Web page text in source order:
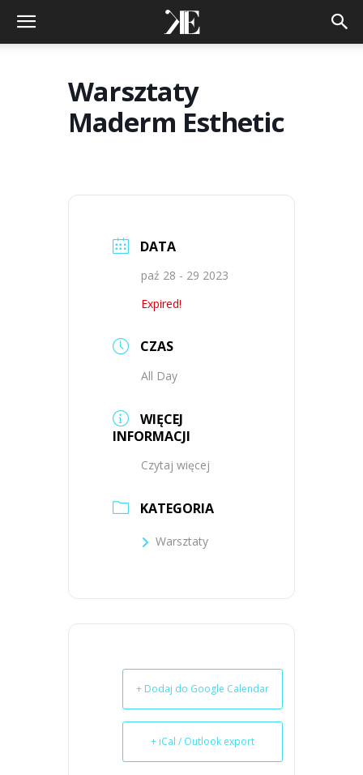
Warsztaty
Maderm Esthetic
DATA
paź 28 - 29 2023
Expired!
CZAS
All Day
WIĘCEJ
INFORMACJI
Czytaj więcej
KATEGORIA
Warsztaty
+ Dodaj do Google Calendar
+ iCal / Outlook export